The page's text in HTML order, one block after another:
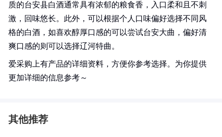
质的台安县白酒通常具有浓郁的粮食香，入口柔和且不刺
激，回味悠长。此外，可以根据个人口味偏好选择不同风
格的白酒，如喜欢醇厚口感的可以尝试台安大曲，偏好清
爽口感的则可以选择辽河特曲。
爱采购上有产品的详细资料，方便你参考选择。为你提供
更加详细的信息参考～
其他推荐